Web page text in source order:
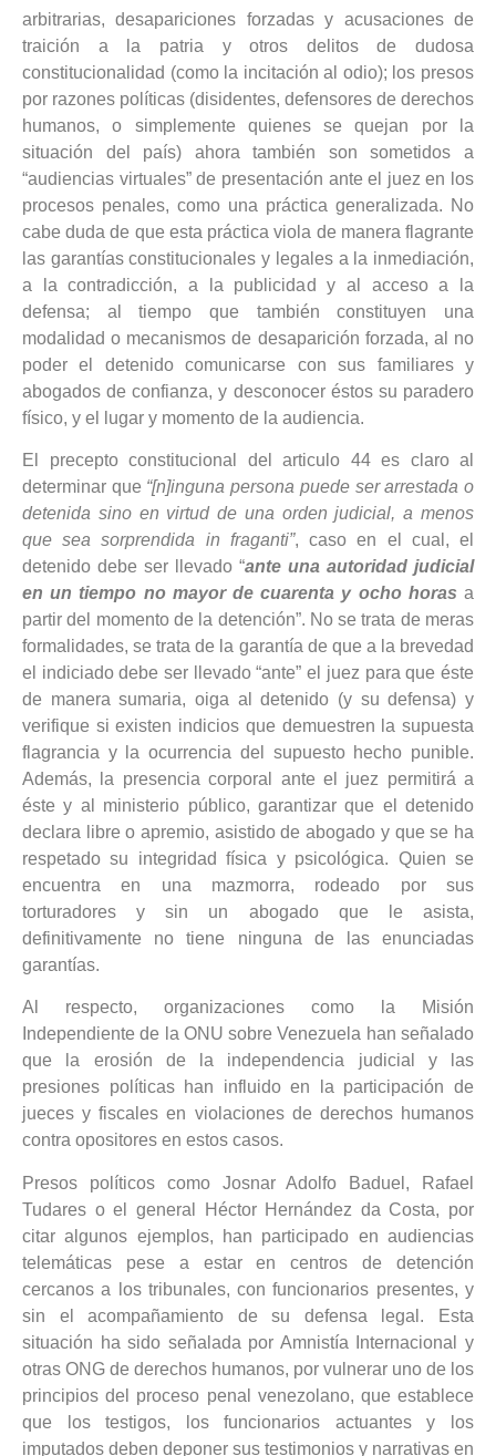
arbitrarias, desapariciones forzadas y acusaciones de
traición a la patria y otros delitos de dudosa
constitucionalidad (como la incitación al odio); los presos
por razones políticas (disidentes, defensores de derechos
humanos, o simplemente quienes se quejan por la
situación del país) ahora también son sometidos a
“audiencias virtuales” de presentación ante el juez en los
procesos penales, como una práctica generalizada. No
cabe duda de que esta práctica viola de manera flagrante
las garantías constitucionales y legales a la inmediación,
a la contradicción, a la publicidad y al acceso a la
defensa; al tiempo que también constituyen una
modalidad o mecanismos de desaparición forzada, al no
poder el detenido comunicarse con sus familiares y
abogados de confianza, y desconocer éstos su paradero
físico, y el lugar y momento de la audiencia.
El precepto constitucional del articulo 44 es claro al
determinar que “[n]inguna persona puede ser arrestada o
detenida sino en virtud de una orden judicial, a menos
que sea sorprendida in fraganti”, caso en el cual, el
detenido debe ser llevado “ante una autoridad judicial
en un tiempo no mayor de cuarenta y ocho horas a
partir del momento de la detención”. No se trata de meras
formalidades, se trata de la garantía de que a la brevedad
el indiciado debe ser llevado “ante” el juez para que éste
de manera sumaria, oiga al detenido (y su defensa) y
verifique si existen indicios que demuestren la supuesta
flagrancia y la ocurrencia del supuesto hecho punible.
Además, la presencia corporal ante el juez permitirá a
éste y al ministerio público, garantizar que el detenido
declara libre o apremio, asistido de abogado y que se ha
respetado su integridad física y psicológica. Quien se
encuentra en una mazmorra, rodeado por sus
torturadores y sin un abogado que le asista,
definitivamente no tiene ninguna de las enunciadas
garantías.
Al respecto, organizaciones como la Misión
Independiente de la ONU sobre Venezuela han señalado
que la erosión de la independencia judicial y las
presiones políticas han influido en la participación de
jueces y fiscales en violaciones de derechos humanos
contra opositores en estos casos.
Presos políticos como Josnar Adolfo Baduel, Rafael
Tudares o el general Héctor Hernández da Costa, por
citar algunos ejemplos, han participado en audiencias
telemáticas pese a estar en centros de detención
cercanos a los tribunales, con funcionarios presentes, y
sin el acompañamiento de su defensa legal. Esta
situación ha sido señalada por Amnistía Internacional y
otras ONG de derechos humanos, por vulnerar uno de los
principios del proceso penal venezolano, que establece
que los testigos, los funcionarios actuantes y los
imputados deben deponer sus testimonios y narrativas en